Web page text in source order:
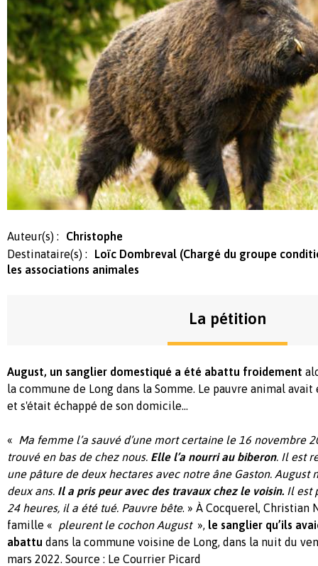
Auteur(s) :
Christophe
Destinataire(s) :
Loïc Dombreval (Chargé du groupe
les associations animales
La pétition
August, un sanglier domestiqué a été abattu froidement
la commune de Long dans la Somme. Le pauvre animal
et s'était échappé de son domicile...
«
Ma femme l’a sauvé d’une mort certaine le 16 novembre
trouvé en bas de chez nous. Elle l’a nourri au biberon. Il est
une pâture de deux hectares avec notre âne Gaston. August
deux ans. Il a pris peur avec des travaux chez le voisin. Il est
24 heures, il a été tué. Pauvre bête. » À Cocquerel, Christian
famille « pleurent le cochon August », le sanglier qu’ils
abattu dans la commune voisine de Long, dans la nuit du
mars 2022. Source : Le Courrier Picard